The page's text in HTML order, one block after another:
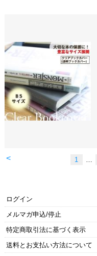
< 1 …
ログイン
メルマガ申込/停止
特定商取引法に基づく表示
送料とお支払い方法について